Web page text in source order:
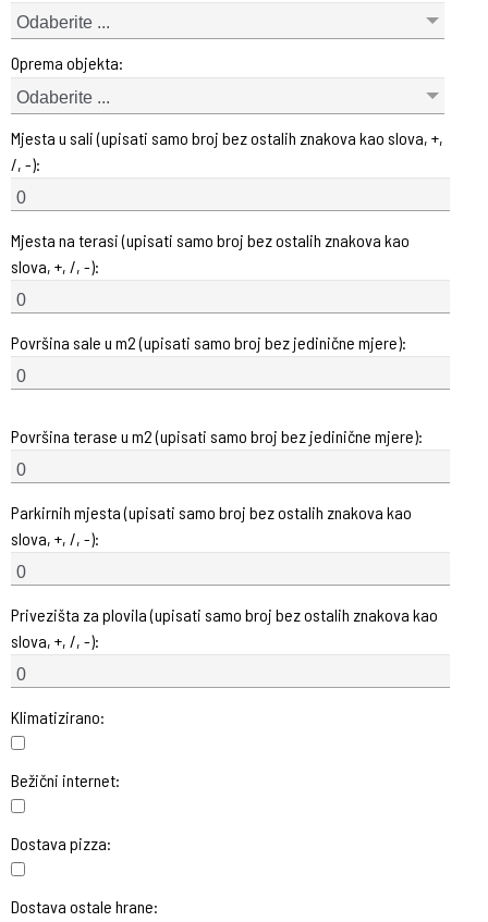
Odaberite ...
Oprema objekta:
Odaberite ...
Mjesta u sali (upisati samo broj bez ostalih znakova kao slova, +,
/, -):
Mjesta na terasi (upisati samo broj bez ostalih znakova kao
slova, +, /, -):
Površina sale u m2 (upisati samo broj bez jedinične mjere):
Površina terase u m2 (upisati samo broj bez jedinične mjere):
Parkirnih mjesta (upisati samo broj bez ostalih znakova kao
slova, +, /, -):
Privezišta za plovila (upisati samo broj bez ostalih znakova kao
slova, +, /, -):
Klimatizirano:
Bežični internet:
Dostava pizza:
Dostava ostale hrane: